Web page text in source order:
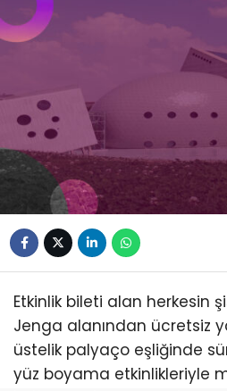
Etkinlik bileti alan herkesin
Jenga alanından ücretsiz
üstelik palyaço eşliğinde
yüz boyama etkinlikleriyle